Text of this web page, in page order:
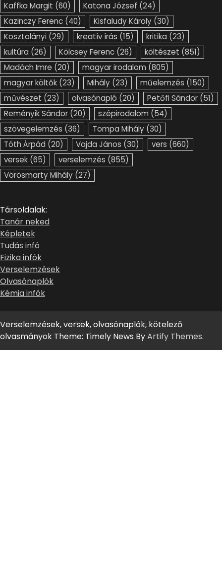
Kaffka Margit (60) Katona József (24)
Kazinczy Ferenc (40) Kisfaludy Károly (30)
Kosztolányi (29) kreatív írás (15) kritika (23)
kultúra (26) Kölcsey Ferenc (26) költészet (851)
Madách Imre (20) magyar irodalom (805)
magyar költők (23) Mihály (23) műelemzés (150)
művészet (23) olvasónapló (20) Petőfi Sándor (51)
Reményik Sándor (20) szépirodalom (54)
szövegelemzés (36) Tompa Mihály (30)
Tóth Árpád (20) Vajda János (30) vers (660)
versek (65) verselemzés (855)
Vörösmarty Mihály (27)
Társoldalak:
Tanár neked
Képletek
Tudás infó
Fizika infók
Verselemzések
Olvasónaplók
Kémia infók
Verselemzések, versek, olvasónaplók, kötelező
olvasmányok Theme: Timely News ByArtify Themes.